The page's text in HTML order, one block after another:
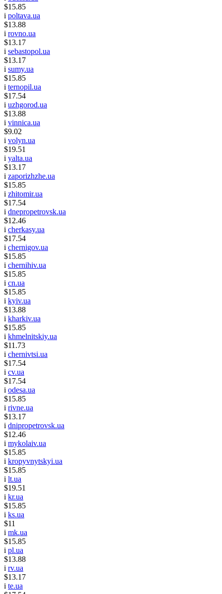
$15.85
i poltava.ua
$13.88
i rovno.ua
$13.17
i sebastopol.ua
$13.17
i sumy.ua
$15.85
i ternopil.ua
$17.54
i uzhgorod.ua
$13.88
i vinnica.ua
$9.02
i volyn.ua
$19.51
i yalta.ua
$13.17
i zaporizhzhe.ua
$15.85
i zhitomir.ua
$17.54
i dnepropetrovsk.ua
$12.46
i cherkasy.ua
$17.54
i chernigov.ua
$15.85
i chernihiv.ua
$15.85
i cn.ua
$15.85
i kyiv.ua
$13.88
i kharkiv.ua
$15.85
i khmelnitskiy.ua
$11.73
i chernivtsi.ua
$17.54
i cv.ua
$17.54
i odesa.ua
$15.85
i rivne.ua
$13.17
i dnipropetrovsk.ua
$12.46
i mykolaiv.ua
$15.85
i kropyvnytskyi.ua
$15.85
i lt.ua
$19.51
i kr.ua
$15.85
i ks.ua
$11
i mk.ua
$15.85
i pl.ua
$13.88
i rv.ua
$13.17
i te.ua